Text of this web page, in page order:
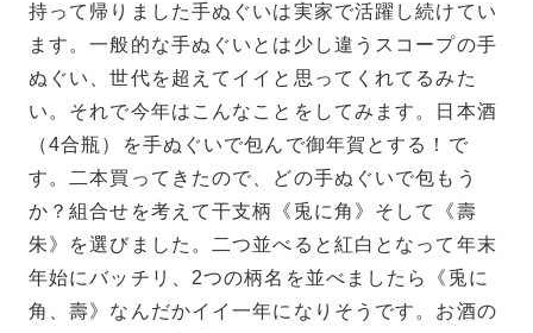
持って帰りました手ぬぐいは実家で活躍し続けてい
ます。一般的な手ぬぐいとは少し違うスコープの手
ぬぐい、世代を超えてイイと思ってくれてるみた
い。それで今年はこんなことをしてみます。日本酒
（4合瓶）を手ぬぐいで包んで御年賀とする！で
す。二本買ってきたので、どの手ぬぐいで包もう
か？組合せを考えて干支柄《兎に角》そして《壽
朱》を選びました。二つ並べると紅白となって年末
年始にバッチリ、2つの柄名を並べましたら《兎に
角、壽》なんだかイイ一年になりそうです。お酒の